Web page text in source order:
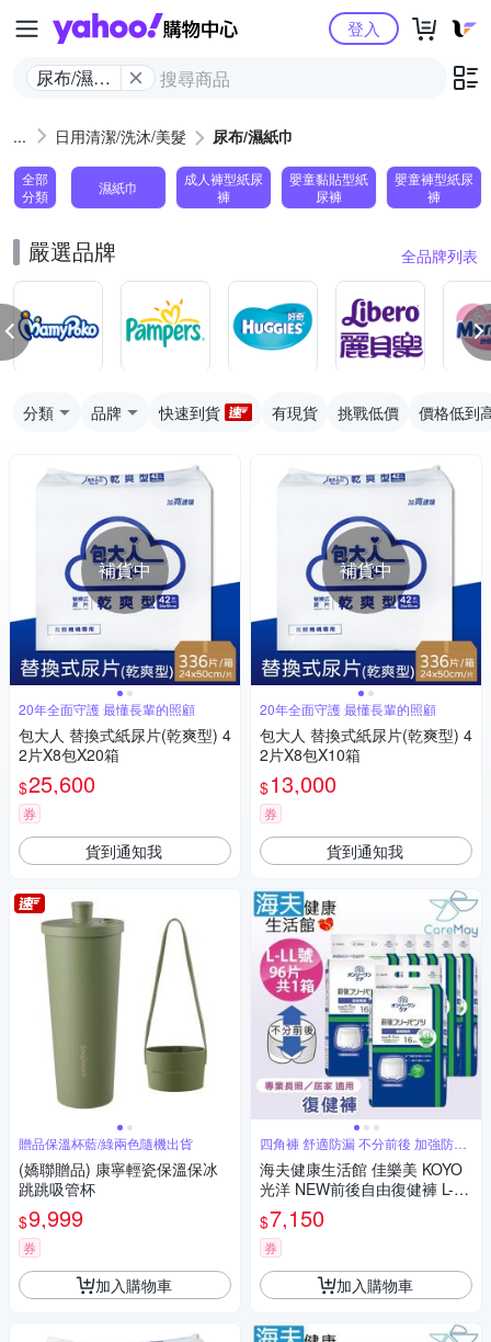
Yahoo購物中心
尿布/濕紙
登入
日用清潔/洗沐/美髮 尿布/濕紙巾
全部
分類
濕紙巾
成人褲型紙尿
褲
嬰童黏貼型紙
尿褲
嬰童褲型紙尿
褲
嚴選品牌 全品牌列表
分類 品牌 快速到貨 有現貨 挑戰低價 價格低到
補貨中
20年全面守護 最懂長輩的照顧
包大人 替換式紙尿片(乾爽型) 4
2片X8包X20箱
$25,600
券
貨到通知我
贈品保溫杯藍/綠兩色隨機出貨
(嬌聯贈品) 康寧輕瓷保溫保冰
跳跳吸管杯
$9,999
券
加入購物車
補貨中
20年全面守護 最懂長輩的照顧
包大人 替換式紙尿片(乾爽型) 4
2片X8包X10箱
$13,000
券
貨到通知我
四角褲 舒適防漏 不分前後 加強防漏
褲型
海夫健康生活館 佳樂美 KOYO
光洋 NEW前後自由復健褲 L-LL
號_96片/共1箱
$7,150
券
加入購物車